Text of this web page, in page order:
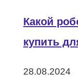
Какой
купить
28.08.2024